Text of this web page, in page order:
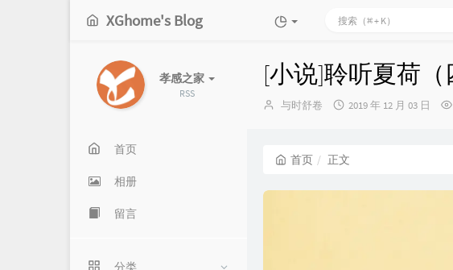
XGhome's Blog
孝感之家
RSS
首页
相册
留言
分类
[小说]聆听夏荷
博
与时舒卷
发
2019 年 12 月 03 日
首页 正文